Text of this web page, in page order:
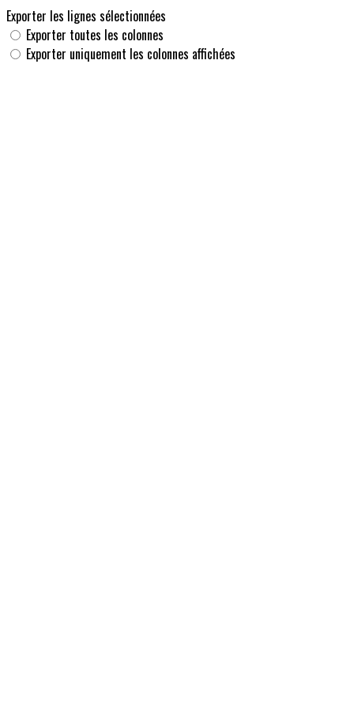
Exporter les lignes sélectionnées
Exporter toutes les colonnes
Exporter uniquement les colonnes affichées